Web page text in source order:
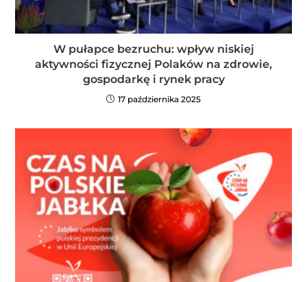
W pułapce bezruchu: wpływ niskiej
aktywności fizycznej Polaków na zdrowie,
gospodarkę i rynek pracy
17 października 2025